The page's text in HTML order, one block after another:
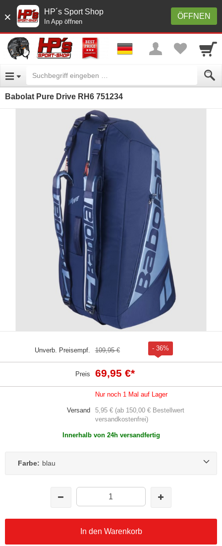
× ÖFFNEN
HP´s Sport Shop
In App öffnen
Babolat Pure Drive RH6 751234
Unverb. Preisempf. 109,95 € - 36%
Preis 69,95 €*
Nur noch 1 Mal auf Lager
Versand
5,95 € (ab 150,00 € Bestellwert
versandkostenfrei)
Innerhalb von 24h versandfertig
Farbe: blau
In den Warenkorb